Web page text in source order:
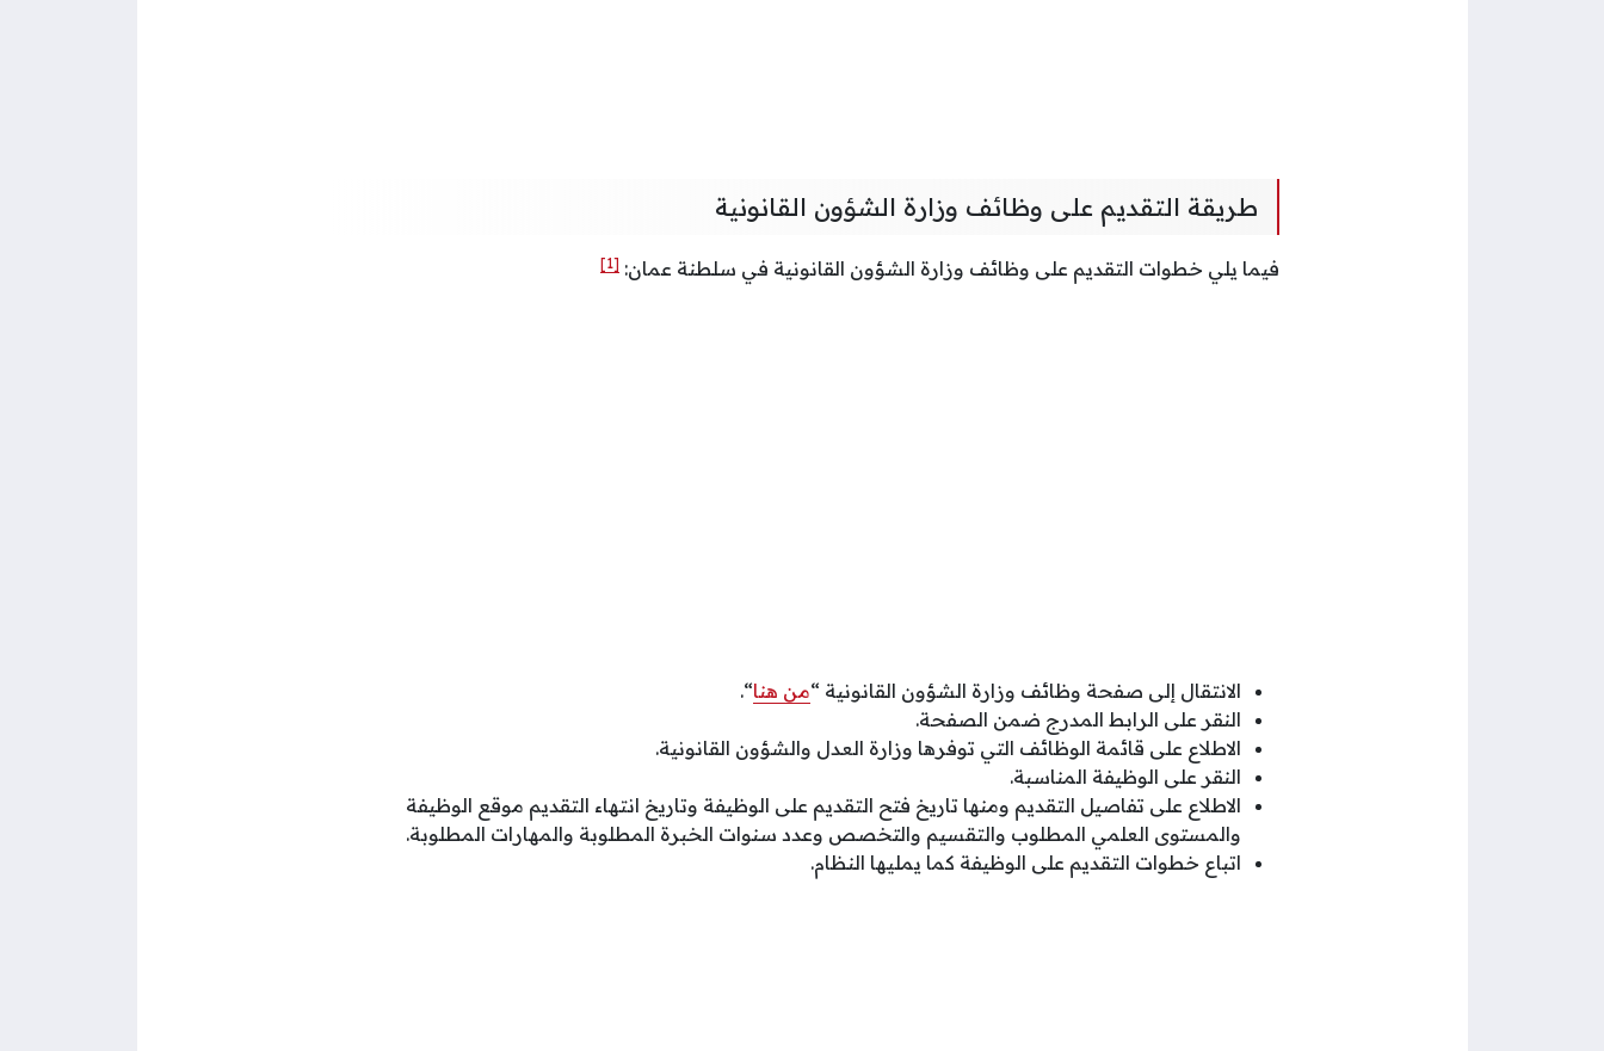
طريقة التقديم على وظائف وزارة الشؤون القانونية
فيما يلي خطوات التقديم على وظائف وزارة الشؤون القانونية في سلطنة عمان: [1]
الانتقال إلى صفحة وظائف وزارة الشؤون القانونية “من هنا“.
النقر على الرابط المدرج ضمن الصفحة.
الاطلاع على قائمة الوظائف التي توفرها وزارة العدل والشؤون القانونية.
النقر على الوظيفة المناسبة.
الاطلاع على تفاصيل التقديم ومنها تاريخ فتح التقديم على الوظيفة وتاريخ انتهاء التقديم موقع الوظيفة
والمستوى العلمي المطلوب والتقسيم والتخصص وعدد سنوات الخبرة المطلوبة والمهارات المطلوبة.
اتباع خطوات التقديم على الوظيفة كما يمليها النظام.